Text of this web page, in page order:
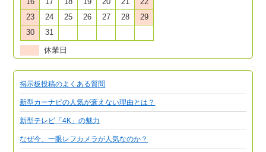
23
24 25 26 27 28
29
30
31
休業日
掲示板投稿のよくある質問
新型カーナビの人気が衰えない理由とは？
新型テレビ「4K」の魅力
なぜ今、一眼レフカメラが人気なのか？